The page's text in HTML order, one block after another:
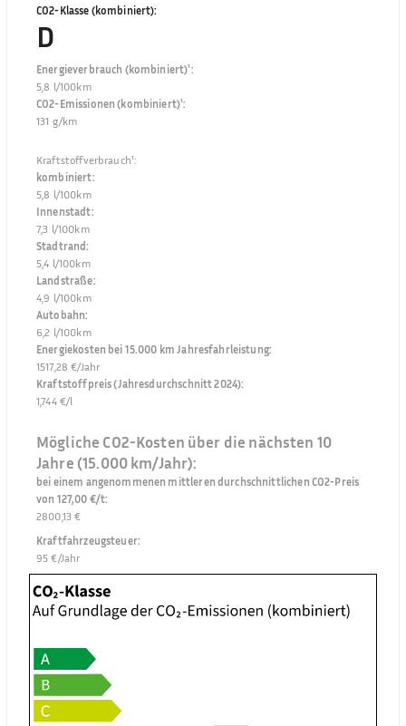
CO2-Klasse (kombiniert):
D
Energieverbrauch (kombiniert)¹:
5,8 l/100km
CO2-Emissionen (kombiniert)¹:
131 g/km
Kraftstoffverbrauch¹:
kombiniert:
5,8 l/100km
Innenstadt:
7,3 l/100km
Stadtrand:
5,4 l/100km
Landstraße:
4,9 l/100km
Autobahn:
6,2 l/100km
Energiekosten bei 15.000 km Jahresfahrleistung:
1517,28 €/Jahr
Kraftstoffpreis (Jahresdurchschnitt 2024):
1,744 €/l
Mögliche CO2-Kosten über die nächsten 10
Jahre (15.000 km/Jahr):
bei einem angenommenen mittleren durchschnittlichen CO2-Preis
von 127,00 €/t:
2800,13 €
Kraftfahrzeugsteuer:
95 €/Jahr